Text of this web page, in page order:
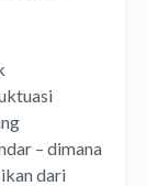
– dimana
dari